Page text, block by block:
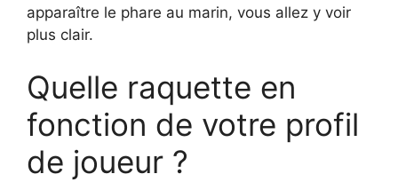
apparaître le phare au marin, vous allez y voir
plus clair.
Quelle raquette en
fonction de votre profil
de joueur ?